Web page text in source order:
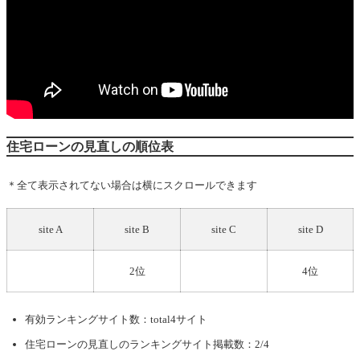
住宅ローンの見直しの順位表
＊全て表示されてない場合は横にスクロールできます
site A site B site C site D
2位 4位
有効ランキングサイト数：total4サイト
住宅ローンの見直しのランキングサイト掲載数：2/4